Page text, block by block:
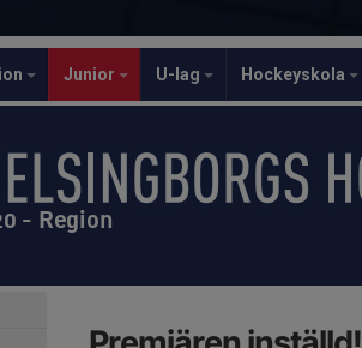
Junior U-lag Hockeyskola
- Region